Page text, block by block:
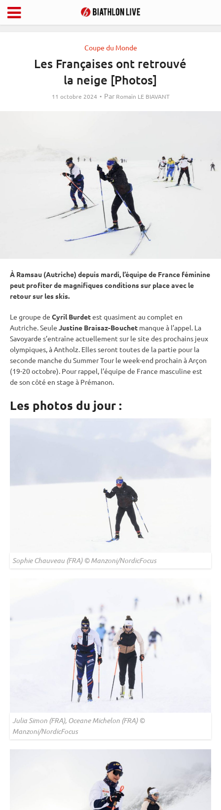
Coupe du Monde
Les Françaises ont retrouvé
la neige [Photos]
11 octobre 2024 Par Romain LE BIAVANT
À Ramsau (Autriche) depuis mardi, l’équipe de France féminine
peut profiter de magnifiques conditions sur place avec le
retour sur les skis.
Le groupe de Cyril Burdetest quasiment au complet en
Autriche. Seule Justine Braisaz-Bouchet manque à l’appel. La
Savoyarde s’entraîne actuellement sur le site des prochains jeux
olympiques, à Antholz. Elles seront toutes de la partie pour la
seconde manche du Summer Tour le week-end prochain à Arçon
(19-20 octobre). Pour rappel, l’équipe de France masculine est
de son côté en stage à Prémanon.
Les photos du jour :
Sophie Chauveau (FRA) © Manzoni/NordicFocus
Julia Simon (FRA), Oceane Michelon (FRA) ©
Manzoni/NordicFocus